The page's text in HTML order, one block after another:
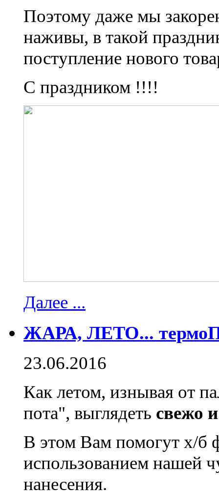
Поэтому даже мы
наживы, в такой
поступление нового
С праздником !!!!
Далее ...
ЖАРА, ЛЕТО...
23.06.2016
Как летом, изнывая от
пота", выглядеть свежо
В этом Вам помогут х/б
использованием нашей
нанесения.